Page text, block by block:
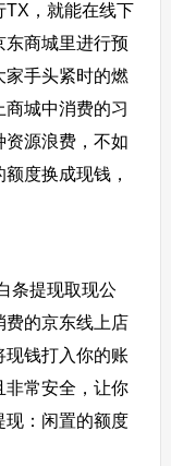
TX，就能在线下
东商城里进行预
家手头紧时的燃
城中消费的习
资源浪费，不如
度换成现钱，
提现取现公
费的京东线上店
现钱打入你的账
非常安全，让你
现：闲置的额度